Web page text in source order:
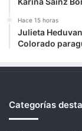
Hace 15 horas
Julieta
Colorado
Categorías